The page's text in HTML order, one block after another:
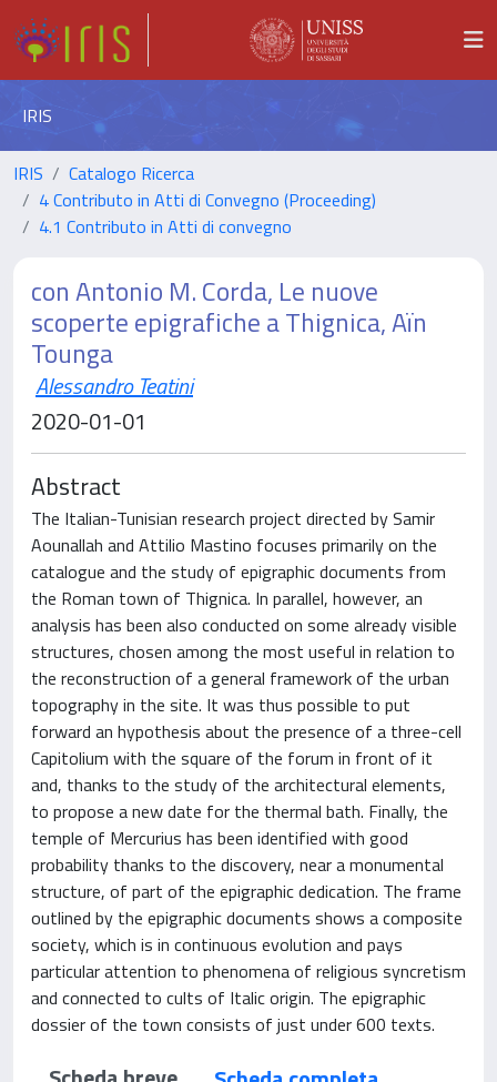
IRIS
IRIS
Catalogo Ricerca
4 Contributo in Atti di Convegno (Proceeding)
4.1 Contributo in Atti di convegno
con Antonio M. Corda, Le nuove
scoperte epigrafiche a Thignica, Aïn
Tounga
Alessandro Teatini
2020-01-01
Abstract
The Italian-Tunisian research project directed by Samir
Aounallah and Attilio Mastino focuses primarily on the
catalogue and the study of epigraphic documents from
the Roman town of Thignica. In parallel, however, an
analysis has been also conducted on some already visible
structures, chosen among the most useful in relation to
the reconstruction of a general framework of the urban
topography in the site. It was thus possible to put
forward an hypothesis about the presence of a three-cell
Capitolium with the square of the forum in front of it
and, thanks to the study of the architectural elements,
to propose a new date for the thermal bath. Finally, the
temple of Mercurius has been identified with good
probability thanks to the discovery, near a monumental
structure, of part of the epigraphic dedication. The frame
outlined by the epigraphic documents shows a composite
society, which is in continuous evolution and pays
particular attention to phenomena of religious syncretism
and connected to cults of Italic origin. The epigraphic
dossier of the town consists of just under 600 texts.